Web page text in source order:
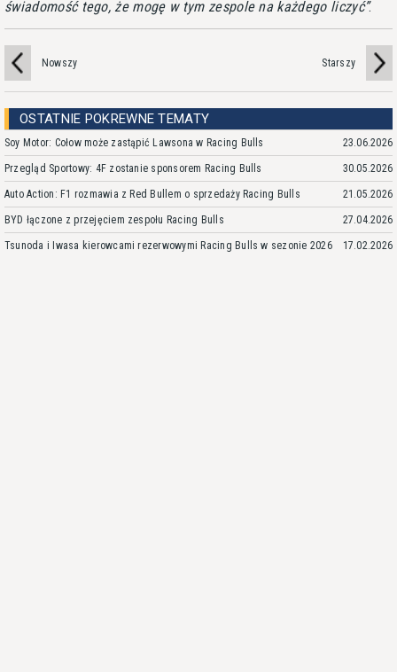
świadomość tego, że mogę w tym zespole na każdego liczyć .
Nowszy Starszy
OSTATNIE POKREWNE TEMATY
Soy Motor: Cołow może zastąpić Lawsona w Racing Bulls 23.06.2026
Przegląd Sportowy: 4F zostanie sponsorem Racing Bulls 30.05.2026
Auto Action: F1 rozmawia z Red Bullem o sprzedaży Racing Bulls 21.05.2026
BYD łączone z przejęciem zespołu Racing Bulls 27.04.2026
Tsunoda i Iwasa kierowcami rezerwowymi Racing Bulls w sezonie 2026 17.02.2026